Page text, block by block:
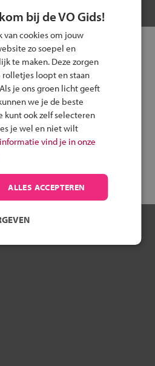
bij de VO Gids!
van cookies om jouw
zo soepel en
te maken. Deze zorgen
rolletjes loopt en staan
je ons groen licht geeft
we je de beste
kunt ook zelf selecteren
je wel en niet wilt
vind je in onze
ALLES ACCEPTEREN
andere contactmomenten
door de scholen zelf gevuld,
jouw school er niet tussen staat.
open dagen-programma.
zoekopdracht.